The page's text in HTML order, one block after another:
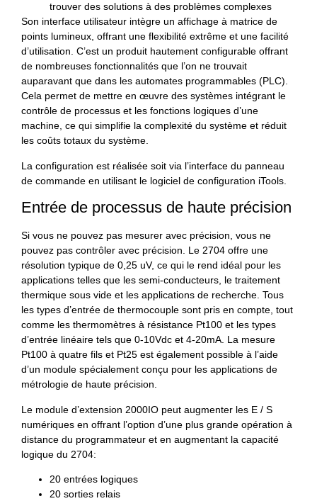
trouver des solutions à des problèmes complexes
Son interface utilisateur intègre un affichage à matrice de
points lumineux, offrant une flexibilité extrême et une facilité
d’utilisation. C’est un produit hautement configurable offrant
de nombreuses fonctionnalités que l’on ne trouvait
auparavant que dans les automates programmables (PLC).
Cela permet de mettre en œuvre des systèmes intégrant le
contrôle de processus et les fonctions logiques d’une
machine, ce qui simplifie la complexité du système et réduit
les coûts totaux du système.
La configuration est réalisée soit via l’interface du panneau
de commande en utilisant le logiciel de configuration iTools.
Entrée de processus de haute précision
Si vous ne pouvez pas mesurer avec précision, vous ne
pouvez pas contrôler avec précision. Le 2704 offre une
résolution typique de 0,25 uV, ce qui le rend idéal pour les
applications telles que les semi-conducteurs, le traitement
thermique sous vide et les applications de recherche. Tous
les types d’entrée de thermocouple sont pris en compte, tout
comme les thermomètres à résistance Pt100 et les types
d’entrée linéaire tels que 0-10Vdc et 4-20mA. La mesure
Pt100 à quatre fils et Pt25 est également possible à l’aide
d’un module spécialement conçu pour les applications de
métrologie de haute précision.
Le module d’extension 2000IO peut augmenter les E / S
numériques en offrant l’option d’une plus grande opération à
distance du programmateur et en augmentant la capacité
logique du 2704:
20 entrées logiques
20 sorties relais